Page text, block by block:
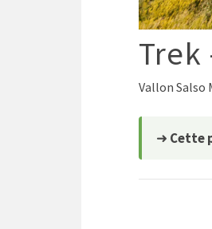
Trek
Vallon Salso
➜ Cette